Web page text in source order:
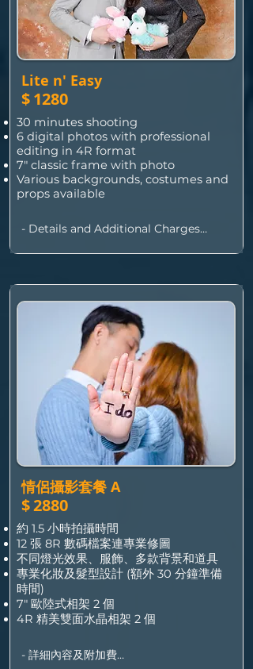
Lite n' Easy
$1280
30 minutes shooting
6 digital photos with professional
editing in 4R format
7" classic frame with photo
Various backgrounds, costumes and
props available
- Details and Additional Charges
•  Weekends/holidays extra $200
情侶攝影套餐 A
$2880
約 1.5 小時拍攝時間
12 張 8R 數碼檔案連專業修圖
不同燈光效果、服飾、多款背景和道具
專業化妝及髮型設計 (額外 30 分鐘準備
時間)
7" 歐陸式相架 2 個
4R 精美雙面水晶相架 2 個
- 詳細內容及附加費